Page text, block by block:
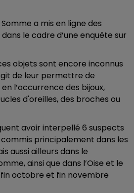
a mis en ligne des
le cadre d’une enquête sur
objets sont encore inconnus
de leur permettre de
l’occurrence des bijoux,
d'oreilles, des broches ou
avoir interpellé 6 suspects
principalement dans les
aussi ailleurs dans le
ainsi que dans l’Oise et le
octobre et fin novembre